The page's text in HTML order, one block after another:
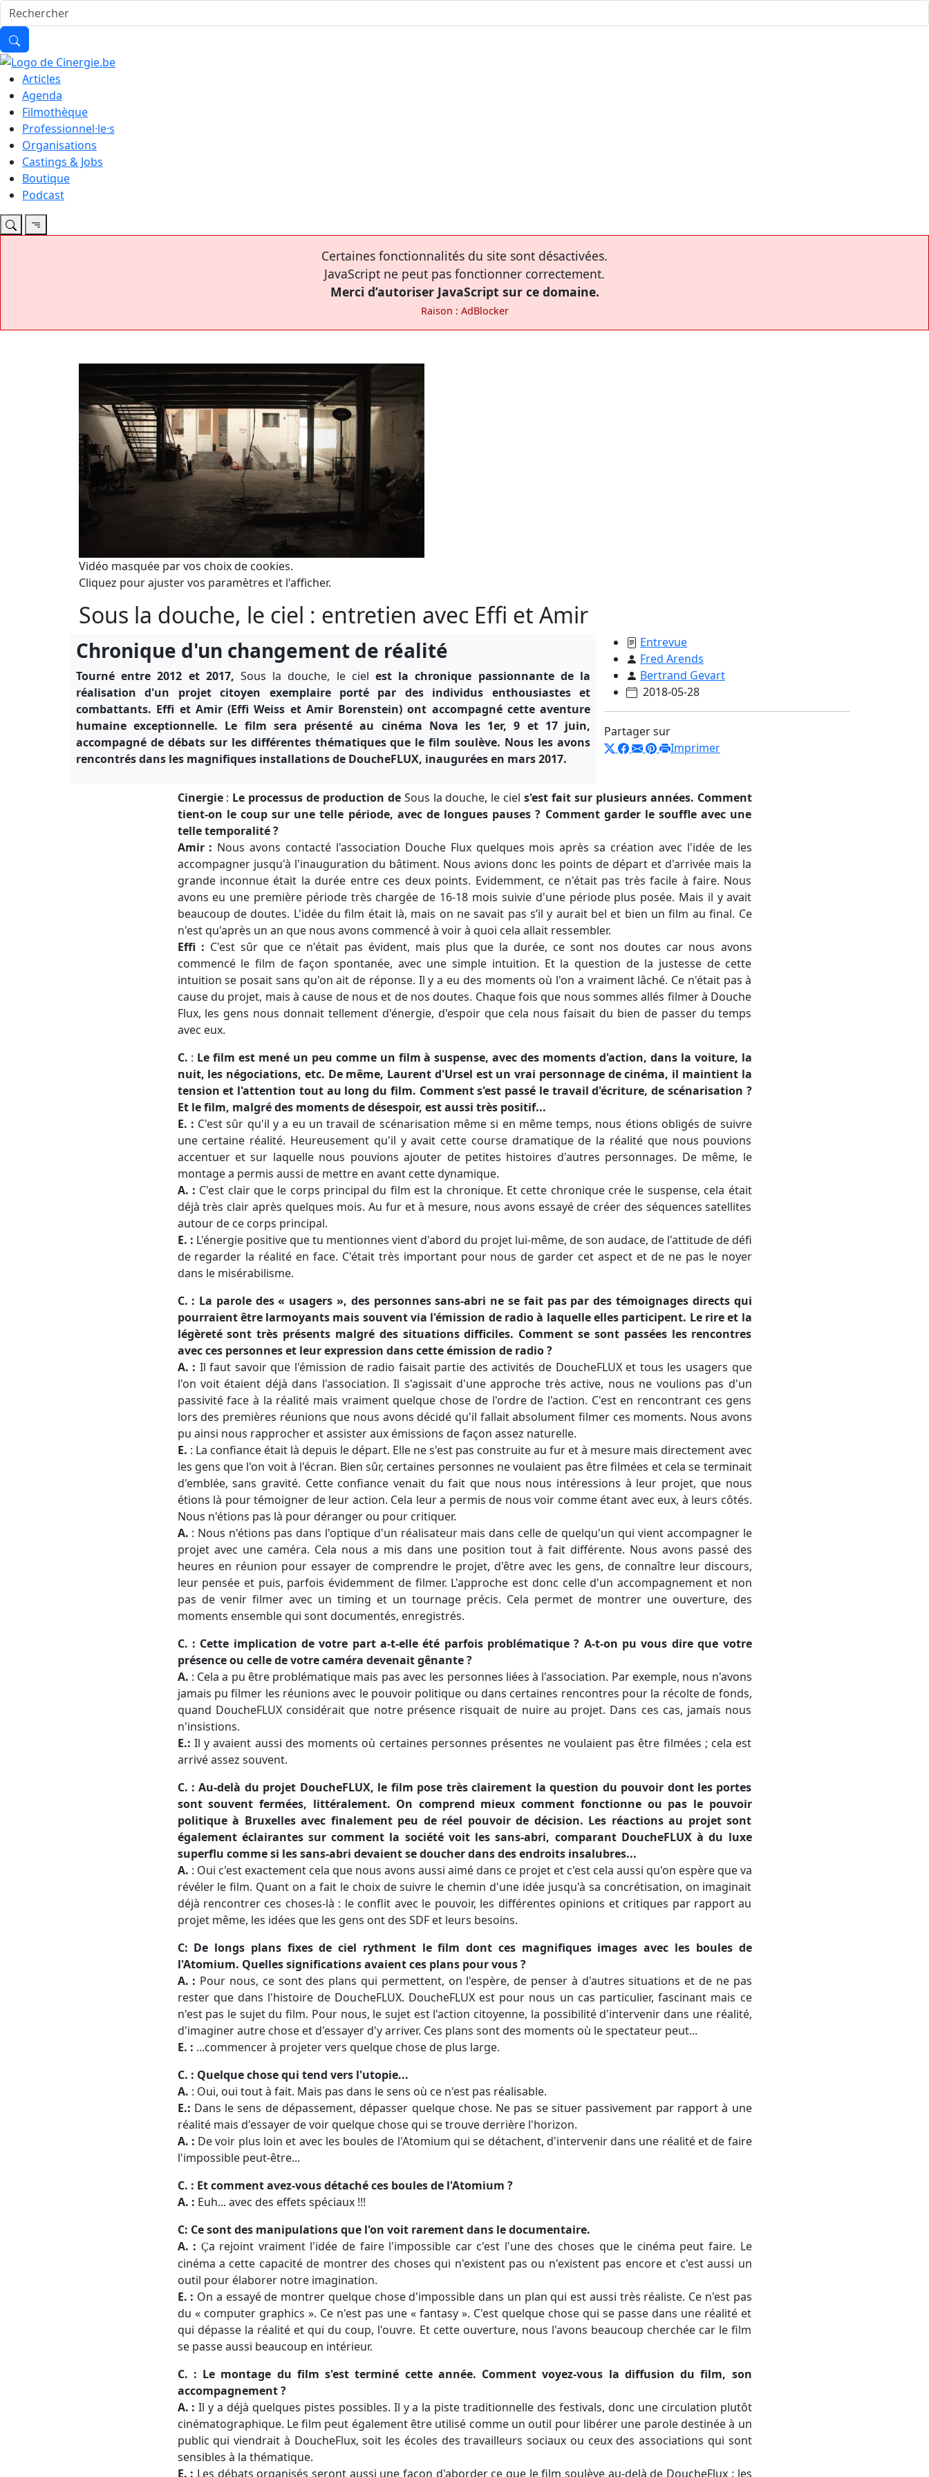
Articles
Agenda
Filmothèque
Professionnel·le·s
Organisations
Castings & Jobs
Boutique
Podcast
Certaines fonctionnalités du site sont désactivées.
JavaScript ne peut pas fonctionner correctement.
Merci d’autoriser JavaScript sur ce domaine.
Raison : AdBlocker
Vidéo masquée par vos choix de cookies.
Cliquez pour ajuster vos paramètres et l'afficher.
Sous la douche, le ciel : entretien avec Effi et Amir
Chronique d'un changement de réalité
Tourné entre 2012 et 2017, Sous la douche, le ciel est la chronique passionnante de la
réalisation d'un projet citoyen exemplaire porté par des individus enthousiastes et
combattants. Effi et Amir (Effi Weiss et Amir Borenstein)ont accompagné cette aventure
humaine exceptionnelle. Le film sera présenté au cinéma Nova les 1er, 9 et 17 juin,
accompagné de débats sur les différentes thématiques que le film soulève. Nous les avons
rencontrés dans les magnifiques installations de DoucheFLUX, inaugurées en mars 2017.
Entrevue
Fred Arends
Bertrand Gevart
2018-05-28
Partager sur
Imprimer
Cinergie : Le processus de production de Sous la douche, le ciel s'est fait sur plusieurs années. Comment
tient-on le coup sur une telle période, avec de longues pauses ? Comment garder le souffle avec une
telle temporalité ?
Amir : Nous avons contacté l'association Douche Flux quelques mois après sa création avec l'idée de les
accompagner jusqu'à l'inauguration du bâtiment. Nous avions donc les points de départ et d'arrivée mais la
grande inconnue était la durée entre ces deux points. Evidemment, ce n'était pas très facile à faire. Nous
avons eu une première période très chargée de 16-18 mois suivie d'une période plus posée. Mais il y avait
beaucoup de doutes. L'idée du film était là, mais on ne savait pas s’il y aurait bel et bien un film au final. Ce
n'est qu'après un an que nous avons commencé à voir à quoi cela allait ressembler.
Effi : C'est sûr que ce n'était pas évident, mais plus que la durée, ce sont nos doutes car nous avons
commencé le film de façon spontanée, avec une simple intuition. Et la question de la justesse de cette
intuition se posait sans qu'on ait de réponse. Il y a eu des moments où l'on a vraiment lâché. Ce n'était pas à
cause du projet, mais à cause de nous et de nos doutes. Chaque fois que nous sommes allés filmer à Douche
Flux, les gens nous donnait tellement d'énergie, d'espoir que cela nous faisait du bien de passer du temps
avec eux.
C. : Le film est mené un peu comme un film à suspense, avec des moments d'action, dans la voiture, la
nuit, les négociations, etc. De même, Laurent d'Ursel est un vrai personnage de cinéma, il maintient la
tension et l'attention tout au long du film. Comment s'est passé le travail d'écriture, de scénarisation ?
Et le film, malgré des moments de désespoir, est aussi très positif...
E. : C'est sûr qu'il y a eu un travail de scénarisation même si en même temps, nous étions obligés de suivre
une certaine réalité. Heureusement qu'il y avait cette course dramatique de la réalité que nous pouvions
accentuer et sur laquelle nous pouvions ajouter de petites histoires d'autres personnages. De même, le
montage a permis aussi de mettre en avant cette dynamique.
A. : C'est clair que le corps principal du film est la chronique. Et cette chronique crée le suspense, cela était
déjà très clair après quelques mois. Au fur et à mesure, nous avons essayé de créer des séquences satellites
autour de ce corps principal.
E. : L'énergie positive que tu mentionnes vient d'abord du projet lui-même, de son audace, de l'attitude de défi
de regarder la réalité en face. C'était très important pour nous de garder cet aspect et de ne pas le noyer
dans le misérabilisme.
C. : La parole des « usagers », des personnes sans-abri ne se fait pas par des témoignages directs qui
pourraient être larmoyants mais souvent via l'émission de radio à laquelle elles participent. Le rire et la
légèreté sont très présents malgré des situations difficiles. Comment se sont passées les rencontres
avec ces personnes et leur expression dans cette émission de radio ?
A. : Il faut savoir que l'émission de radio faisait partie des activités de DoucheFLUX et tous les usagers que
l'on voit étaient déjà dans l'association. Il s'agissait d'une approche très active, nous ne voulions pas d'un
passivité face à la réalité mais vraiment quelque chose de l'ordre de l'action. C'est en rencontrant ces gens
lors des premières réunions que nous avons décidé qu'il fallait absolument filmer ces moments. Nous avons
pu ainsi nous rapprocher et assister aux émissions de façon assez naturelle.
E. : La confiance était là depuis le départ. Elle ne s'est pas construite au fur et à mesure mais directement avec
les gens que l'on voit à l'écran. Bien sûr, certaines personnes ne voulaient pas être filmées et cela se terminait
d'emblée, sans gravité. Cette confiance venait du fait que nous nous intéressions à leur projet, que nous
étions là pour témoigner de leur action. Cela leur a permis de nous voir comme étant avec eux, à leurs côtés.
Nous n'étions pas là pour déranger ou pour critiquer.
A. : Nous n'étions pas dans l'optique d'un réalisateur mais dans celle de quelqu'un qui vient accompagner le
projet avec une caméra. Cela nous a mis dans une position tout à fait différente. Nous avons passé des
heures en réunion pour essayer de comprendre le projet, d'être avec les gens, de connaître leur discours,
leur pensée et puis, parfois évidemment de filmer. L'approche est donc celle d'un accompagnement et non
pas de venir filmer avec un timing et un tournage précis. Cela permet de montrer une ouverture, des
moments ensemble qui sont documentés, enregistrés.
C. : Cette implication de votre part a-t-elle été parfois problématique ? A-t-on pu vous dire que votre
présence ou celle de votre caméra devenait gênante ?
A. : Cela a pu être problématique mais pas avec les personnes liées à l'association. Par exemple, nous n'avons
jamais pu filmer les réunions avec le pouvoir politique ou dans certaines rencontres pour la récolte de fonds,
quand DoucheFLUX considérait que notre présence risquait de nuire au projet. Dans ces cas, jamais nous
n'insistions.
E.: Il y avaient aussi des moments où certaines personnes présentes ne voulaient pas être filmées ; cela est
arrivé assez souvent.
C. : Au-delà du projet DoucheFLUX, le film pose très clairement la question du pouvoir dont les portes
sont souvent fermées, littéralement. On comprend mieux comment fonctionne ou pas le pouvoir
politique à Bruxelles avec finalement peu de réel pouvoir de décision. Les réactions au projet sont
également éclairantes sur comment la société voit les sans-abri, comparant DoucheFLUX à du luxe
superflu comme si les sans-abri devaient se doucher dans des endroits insalubres...
A. : Oui c'est exactement cela que nous avons aussi aimé dans ce projet et c'est cela aussi qu'on espère que va
révéler le film. Quant on a fait le choix de suivre le chemin d'une idée jusqu'à sa concrétisation, on imaginait
déjà rencontrer ces choses-là : le conflit avec le pouvoir, les différentes opinions et critiques par rapport au
projet même, les idées que les gens ont des SDF et leurs besoins.
C: De longs plans fixes de ciel rythment le film dont ces magnifiques images avec les boules de
l'Atomium. Quelles significations avaient ces plans pour vous ?
A. : Pour nous, ce sont des plans qui permettent, on l'espère, de penser à d'autres situations et de ne pas
rester que dans l'histoire de DoucheFLUX. DoucheFLUX est pour nous un cas particulier, fascinant mais ce
n'est pas le sujet du film. Pour nous, le sujet est l'action citoyenne, la possibilité d'intervenir dans une réalité,
d'imaginer autre chose et d'essayer d'y arriver. Ces plans sont des moments où le spectateur peut...
E. : ...commencer à projeter vers quelque chose de plus large.
C. : Quelque chose qui tend vers l'utopie...
A. : Oui, oui tout à fait. Mais pas dans le sens où ce n'est pas réalisable.
E.: Dans le sens de dépassement, dépasser quelque chose. Ne pas se situer passivement par rapport à une
réalité mais d'essayer de voir quelque chose qui se trouve derrière l'horizon.
A. : De voir plus loin et avec les boules de l'Atomium qui se détachent, d'intervenir dans une réalité et de faire
l'impossible peut-être...
C. : Et comment avez-vous détaché ces boules de l'Atomium ?
A. : Euh... avec des effets spéciaux !!!
C: Ce sont des manipulations que l'on voit rarement dans le documentaire.
A. : Ça rejoint vraiment l'idée de faire l'impossible car c'est l'une des choses que le cinéma peut faire. Le
cinéma a cette capacité de montrer des choses qui n'existent pas ou n'existent pas encore et c'est aussi un
outil pour élaborer notre imagination.
E. : On a essayé de montrer quelque chose d'impossible dans un plan qui est aussi très réaliste. Ce n'est pas
du « computer graphics ». Ce n'est pas une « fantasy ». C'est quelque chose qui se passe dans une réalité et
qui dépasse la réalité et qui du coup, l'ouvre. Et cette ouverture, nous l'avons beaucoup cherchée car le film
se passe aussi beaucoup en intérieur.
C. : Le montage du film s'est terminé cette année. Comment voyez-vous la diffusion du film, son
accompagnement ?
A. : Il y a déjà quelques pistes possibles. Il y a la piste traditionnelle des festivals, donc une circulation plutôt
cinématographique. Le film peut également être utilisé comme un outil pour libérer une parole destinée à un
public qui viendrait à DoucheFlux, soit les écoles des travailleurs sociaux ou ceux des associations qui sont
sensibles à la thématique.
E. : Les débats organisés seront aussi une façon d'aborder ce que le film soulève au-delà de DoucheFlux : les